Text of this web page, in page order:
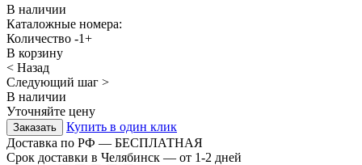
В наличии
Каталожные номера:
Количество -1+
В корзину
< Назад
Следующий шаг >
В наличии
Уточняйте цену
Купить в один клик
Доставка по РФ — БЕСПЛАТНАЯ
Срок доставки в Челябинск — от 1-2 дней